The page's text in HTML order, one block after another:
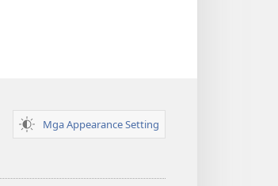
Mga Appearance Setting